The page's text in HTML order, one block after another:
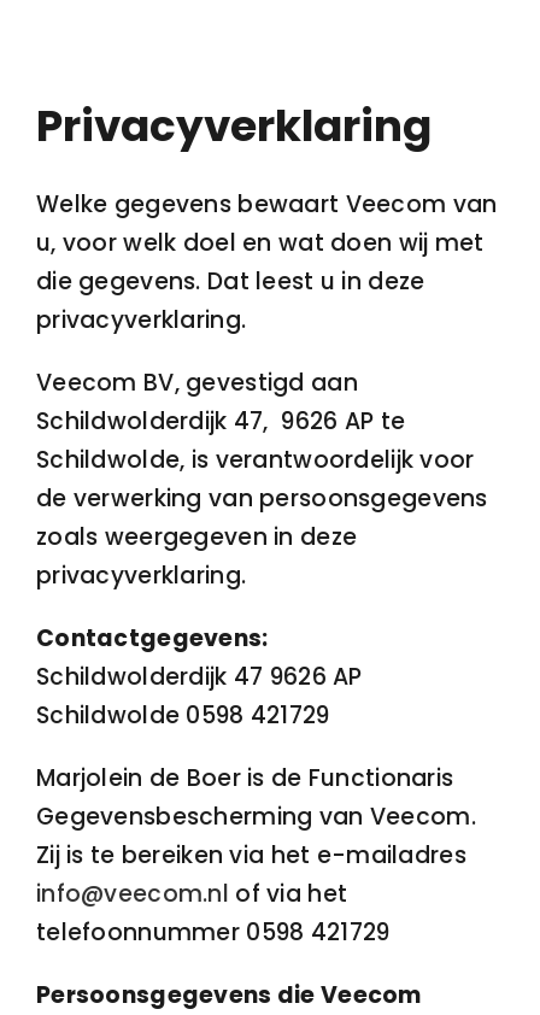
Privacyverklaring
Welke gegevens bewaart Veecom van
u, voor welk doel en wat doen wij met
die gegevens. Dat leest u in deze
privacyverklaring.
Veecom BV, gevestigd aan
Schildwolderdijk 47, 9626 AP te
Schildwolde, is verantwoordelijk voor
de verwerking van persoonsgegevens
zoals weergegeven in deze
privacyverklaring.
Contactgegevens:
Schildwolderdijk 47 9626 AP
Schildwolde 0598 421729
Marjolein de Boer is de Functionaris
Gegevensbescherming van Veecom.
Zij is te bereiken via het e-mailadres
info@veecom.nl of via het
telefoonnummer 0598 421729
Persoonsgegevens die Veecom